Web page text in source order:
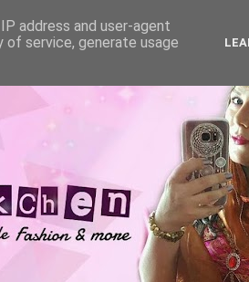
address and user-agent
of service, generate usage